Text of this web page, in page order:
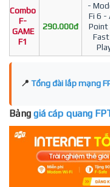
Combo
F-
GAME
F1
290.000đ
-
Fi 6 -
Point
Fast
📍 Tổng đài lắp mạng
Bảng giá cáp quang